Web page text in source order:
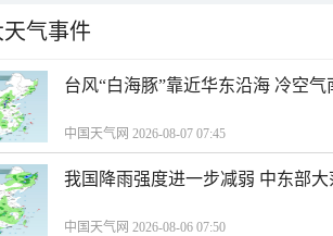
气事件
台风“白海豚”靠近华东沿海 冷空
中国天气网 2026-08-07 07:45
我国降雨强度进一步减弱 中东部
中国天气网 2026-08-06 07:50